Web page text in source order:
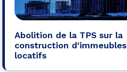
Abolition de la TPS sur la
construction d’immeubles
locatifs